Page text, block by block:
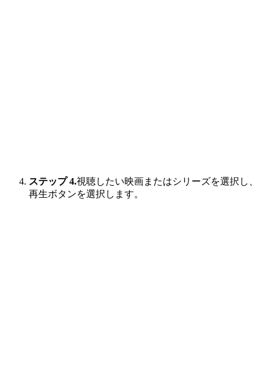
ステップ 4.視聴したい映画またはシリーズを選択し、
再生ボタンを選択します。